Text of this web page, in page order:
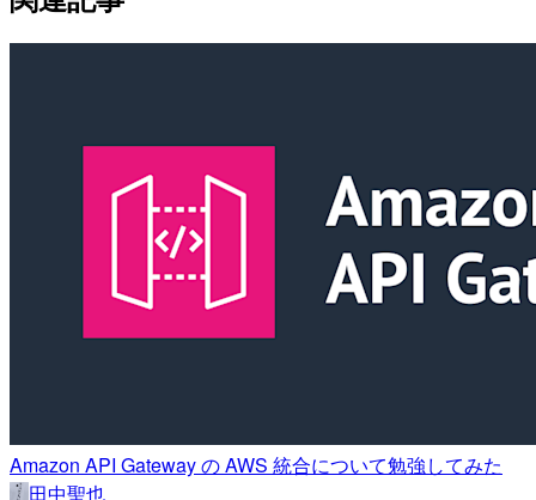
Amazon API Gateway の AWS 統合について勉強してみた
田中聖也